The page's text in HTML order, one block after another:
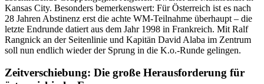
Kansas City. Besonders bemerkenswert: Für Österreich ist es nach
28 Jahren Abstinenz erst die achte WM-Teilnahme überhaupt – die
letzte Endrunde datiert aus dem Jahr 1998 in Frankreich. Mit Ralf
Rangnick an der Seitenlinie und Kapitän David Alaba im Zentrum
soll nun endlich wieder der Sprung in die K.o.-Runde gelingen.
Zeitverschiebung: Die große Herausforderung für